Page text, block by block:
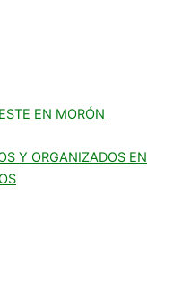
EN MORÓN
Y ORGANIZADOS EN